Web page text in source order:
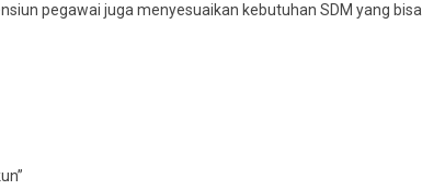
pegawai juga menyesuaikan kebutuhan SDM yang bisa